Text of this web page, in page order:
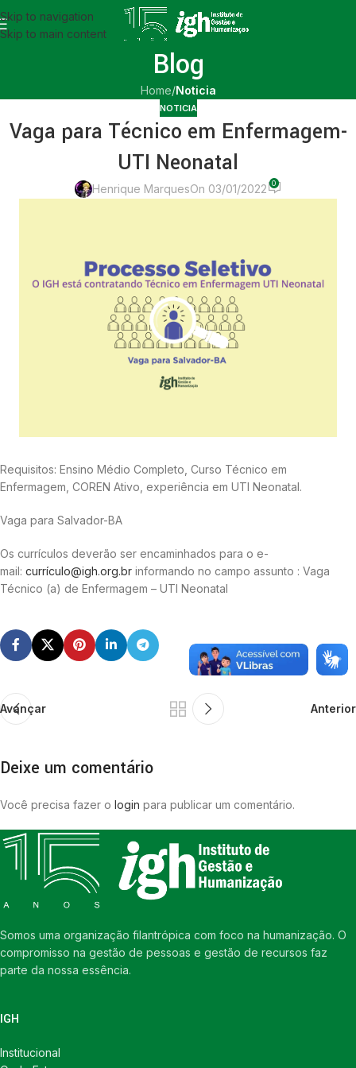
Skip to navigation
Skip to main content
Blog
Home/Noticia
NOTICIA
Vaga para Técnico em Enfermagem-
UTI Neonatal
Henrique MarquesOn 03/01/2022 0
Requisitos: Ensino Médio Completo, Curso Técnico em
Enfermagem, COREN Ativo, experiência em UTI Neonatal.
Vaga para Salvador-BA
Os currículos deverão ser encaminhados para o e-
mail: currículo@igh.org.br informando no campo assunto : Vaga
Técnico (a) de Enfermagem – UTI Neonatal
Avançar Anterior
Deixe um comentário
Você precisa fazer o login para publicar um comentário.
Somos uma organização filantrópica com foco na humanização. O
compromisso na gestão de pessoas e gestão de recursos faz
parte da nossa essência.
IGH
Institucional